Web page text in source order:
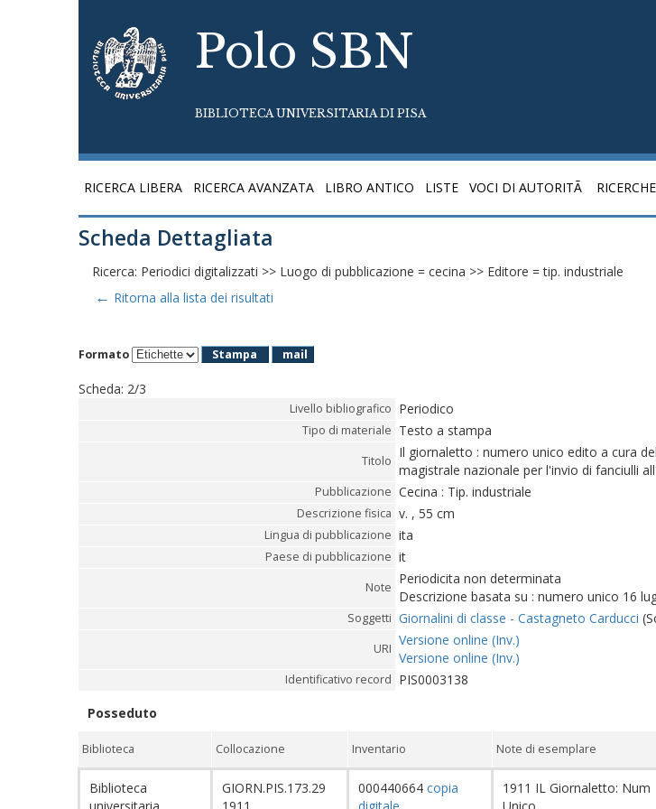
Polo SBN
BIBLIOTECA UNIVERSITARIA DI PISA
RICERCA LIBERA RICERCA AVANZATA LIBRO ANTICO LISTE VOCI DI AUTORITÃ
Scheda Dettagliata
Ricerca: Periodici digitalizzati >> Luogo di pubblicazione = cecina >> Editore = tip. industriale
← Ritorna alla lista dei risultati
Formato Stampa mail
Scheda: 2/3
Livello bibliografico Periodico
Tipo di materiale Testo a stampa
Titolo
Il giornaletto : numero unico edito a cura
magistrale nazionale per l'invio di fanciulli
Pubblicazione Cecina : Tip. industriale
Descrizione fisica v. , 55 cm
Lingua di pubblicazione ita
Paese di pubblicazione it
Note
Periodicita non determinata
Descrizione basata su : numero unico 16
Soggetti Giornalini di classe - Castagneto Carducci
URI
Versione online (Inv.)
Versione online (Inv.)
Identificativo record PIS0003138
Posseduto
Biblioteca Collocazione Inventario Note di esemplare
Biblioteca
GIORN.PIS.173.29
000440664 copia
1911 IL Giornaletto: Num